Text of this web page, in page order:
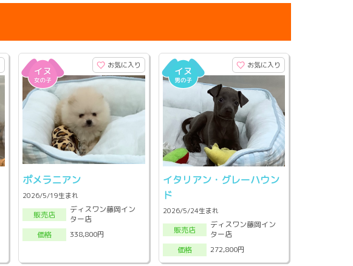
お気に入り
ポメラニアン
2026/5/19生まれ
販売店
ディスワン藤岡イン
ター店
価格
338,800円
お気に入り
イタリアン・グレーハウン
ド
2026/5/24生まれ
販売店
ディスワン藤岡イン
ター店
価格
272,800円